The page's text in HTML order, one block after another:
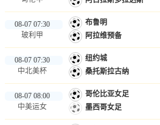
08-07 07:30
玻利甲
布鲁明
阿拉维预备
08-07 07:30
中北美杯
纽约城
桑托斯拉古纳
08-07 08:00
中美运女
哥伦比亚女足
墨西哥女足